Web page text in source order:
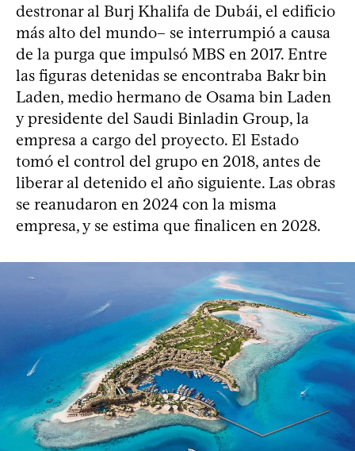
destronar al Burj Khalifa de Dubái, el edificio
más alto del mundo– se interrumpió a causa
de la purga que impulsó MBS en 2017. Entre
las figuras detenidas se encontraba Bakr bin
Laden, medio hermano de Osama bin Laden
y presidente del Saudi Binladin Group, la
empresa a cargo del proyecto. El Estado
tomó el control del grupo en 2018, antes de
liberar al detenido el año siguiente. Las obras
se reanudaron en 2024 con la misma
empresa, y se estima que finalicen en 2028.